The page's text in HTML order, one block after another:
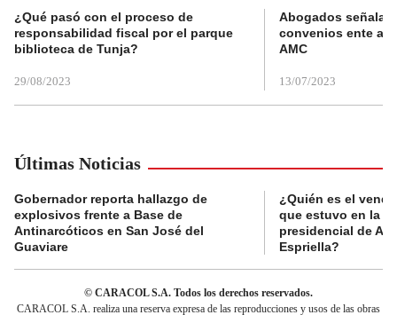
¿Qué pasó con el proceso de
responsabilidad fiscal por el parque
biblioteca de Tunja?
29/08/2023
Abogados
convenios ente
AMC
13/07/2023
Últimas Noticias
Gobernador reporta hallazgo de
explosivos frente a Base de
Antinarcóticos en San José del
Guaviare
¿Quién es el
que estuvo en la
presidencial de
Espriella?
© CARACOL S.A. Todos los derechos reservados.
CARACOL S.A. realiza una reserva expresa de las reproducciones y usos de las obras